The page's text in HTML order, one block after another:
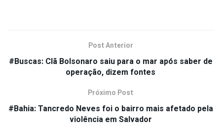
Post Anterior
#Buscas: Clã Bolsonaro saiu para o mar após saber de
operação, dizem fontes
Próximo Post
#Bahia: Tancredo Neves foi o bairro mais afetado pela
violência em Salvador